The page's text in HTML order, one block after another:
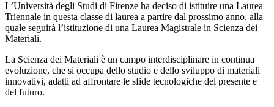
L’Università degli Studi di Firenze ha deciso di istituire una Laurea
Triennale in questa classe di laurea a partire dal prossimo anno, alla
quale seguirà l’istituzione di una Laurea Magistrale in Scienza dei
Materiali.
La Scienza dei Materiali è un campo interdisciplinare in continua
evoluzione, che si occupa dello studio e dello sviluppo di materiali
innovativi, adatti ad affrontare le sfide tecnologiche del presente e
del futuro.